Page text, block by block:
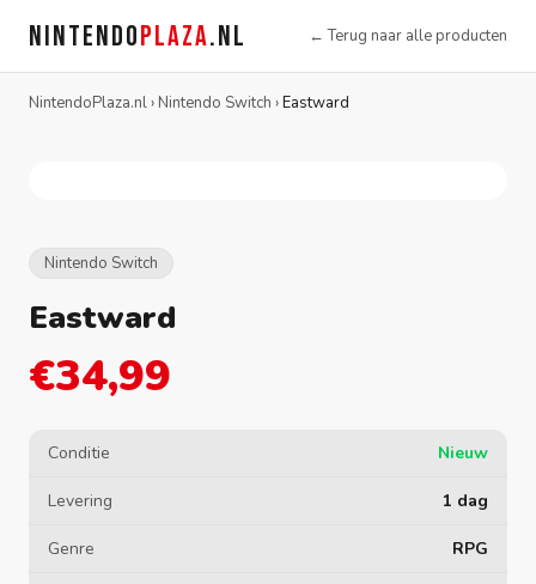
NINTENDOPLAZA.NL ← Terug naar alle producten
NintendoPlaza.nl› Nintendo Switch ›Eastward
Nintendo Switch
Eastward
€34,99
Conditie Nieuw
Levering 1 dag
Genre RPG